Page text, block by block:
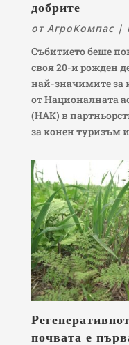
добрите
от АгроКомпас|
Събитието беше
своя 20-и рожден
най-значимите за
от Националната
(НАК) в
за конен туризъм
почвата е